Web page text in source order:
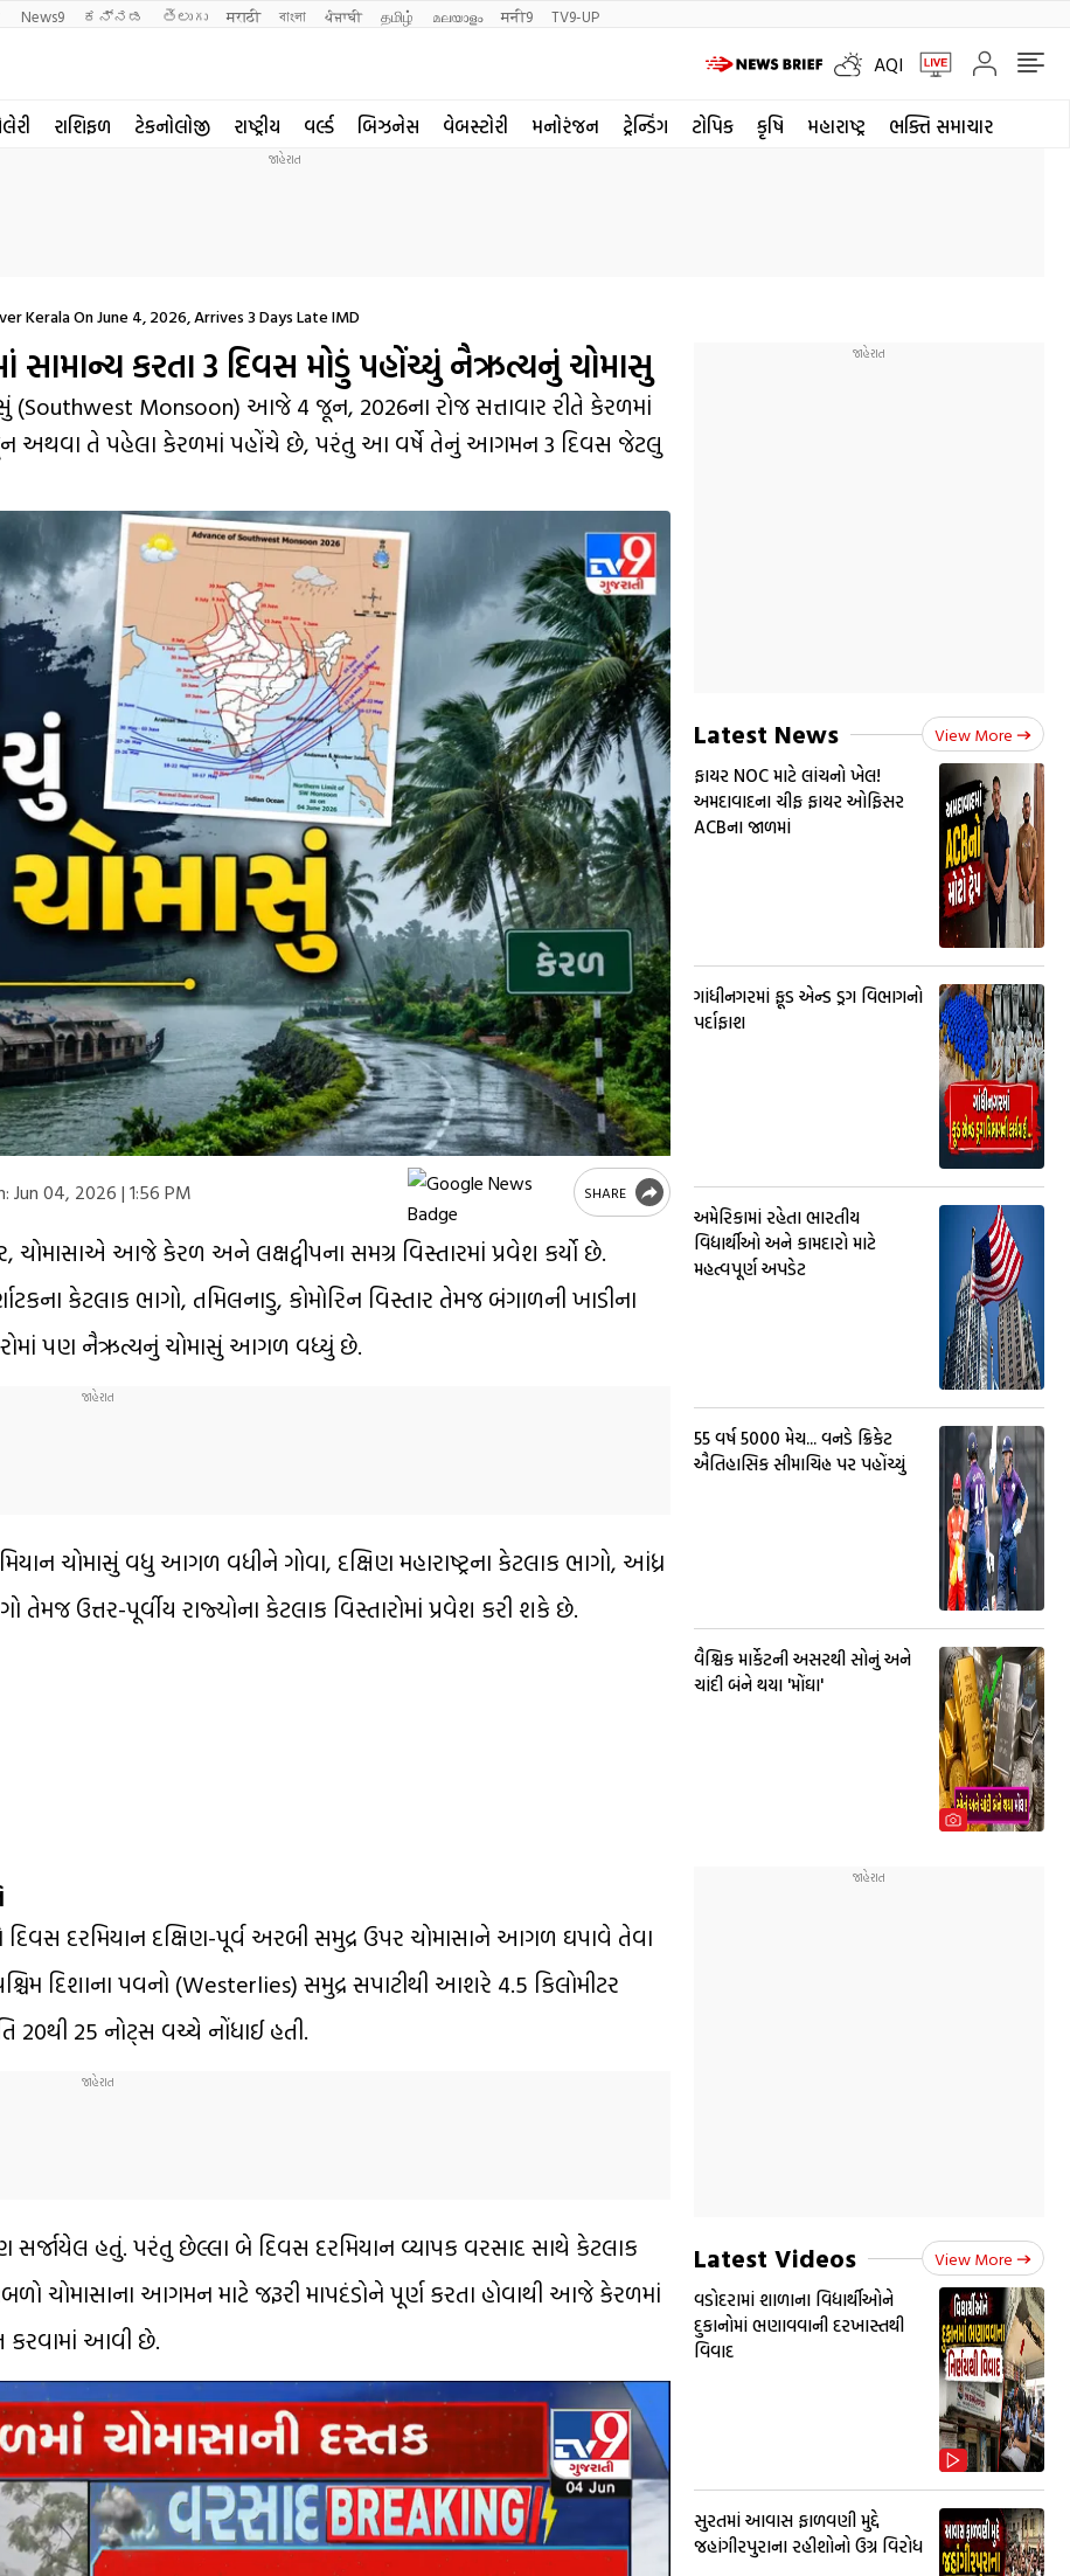
News9 ಕನ್ನಡ తెలుగు मराठी বাংলা ਪੰਜਾਬੀ தமிழ் മലയാളം मनी9 TV9-UP
AQI
રાશિફળ ટેકનોલોજી રાષ્ટ્રીય વર્લ્ડ બિઝનેસ વેબસ્ટોરી મનોરંજન ટ્રેન્ડિંગ ટોપિક કૃષિ મહારાષ્ટ્ર ભક્તિ સમાચાર
Kerala On June 4, 2026, Arrives 3 Days Late IMD
કરતા 3 દિવસ મોડું પહોંચ્યું નૈઋત્યનું ચોમાસુ
(Southwest Monsoon) આજે 4 જૂન, 2026ના રોજ સત્તાવાર રીતે કેરળમાં
જૂન અથવા તે પહેલા કેરળમાં પહોંચે છે, પરંતુ આ વર્ષે તેનું આગમન 3 દિવસ જેટલુ
Jun 04, 2026 | 1:56 PM SHARE
આજે કેરળ અને લક્ષદ્વીપના સમગ્ર વિસ્તારમાં પ્રવેશ કર્યો છે.
કેટલાક ભાગો, તમિલનાડુ, કોમોરિન વિસ્તાર તેમજ બંગાળની ખાડીના
પણ નૈઋત્યનું ચોમાસું આગળ વધ્યું છે.
ચોમાસું વધુ આગળ વધીને ગોવા, દક્ષિણ મહારાષ્ટ્રના કેટલાક ભાગો, આંધ્ર
તેમજ ઉત્તર-પૂર્વીય રાજ્યોના કેટલાક વિસ્તારોમાં પ્રવેશ કરી શકે છે.
દરમિયાન દક્ષિણ-પૂર્વ અરબી સમુદ્ર ઉપર ચોમાસાને આગળ ઘપાવે તેવા
દિશાના પવનો (Westerlies) સમુદ્ર સપાટીથી આશરે 4.5 કિલોમીટર
20થી 25 નોટ્સ વચ્ચે નોંધાઈ હતી.
હતું. પરંતુ છેલ્લા બે દિવસ દરમિયાન વ્યાપક વરસાદ સાથે કેટલાક
ચોમાસાના આગમન માટે જરૂરી માપદંડોને પૂર્ણ કરતા હોવાથી આજે કેરળમાં
કરવામાં આવી છે.
Latest News View More
ફાયર NOC માટે લાંચનો ખેલ!
અમદાવાદના ચીફ ફાયર ઓફિસર
ACBના જાળમાં
ગાંધીનગરમાં ફૂડ એન્ડ ડ્રગ વિભાગનો
પર્દાફાશ
અમેરિકામાં રહેતા ભારતીય
વિદ્યાર્થીઓ અને કામદારો માટે
મહત્વપૂર્ણ અપડેટ
55 વર્ષ 5000 મેચ... વનડે ક્રિકેટ
ઐતિહાસિક સીમાચિહ્ન પર પહોંચ્યું
વૈશ્વિક માર્કેટની અસરથી સોનું અને
ચાંદી બંને થયા 'મોંઘા'
Latest Videos View More
વડોદરામાં શાળાના વિદ્યાર્થીઓને
દુકાનોમાં ભણાવવાની દરખાસ્તથી
વિવાદ
સુરતમાં આવાસ ફાળવણી મુદ્દે
જહાંગીરપુરાના રહીશોનો ઉગ્ર વિરોધ